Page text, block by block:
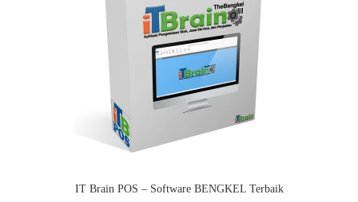
IT Brain POS – Software BENGKEL Terbaik